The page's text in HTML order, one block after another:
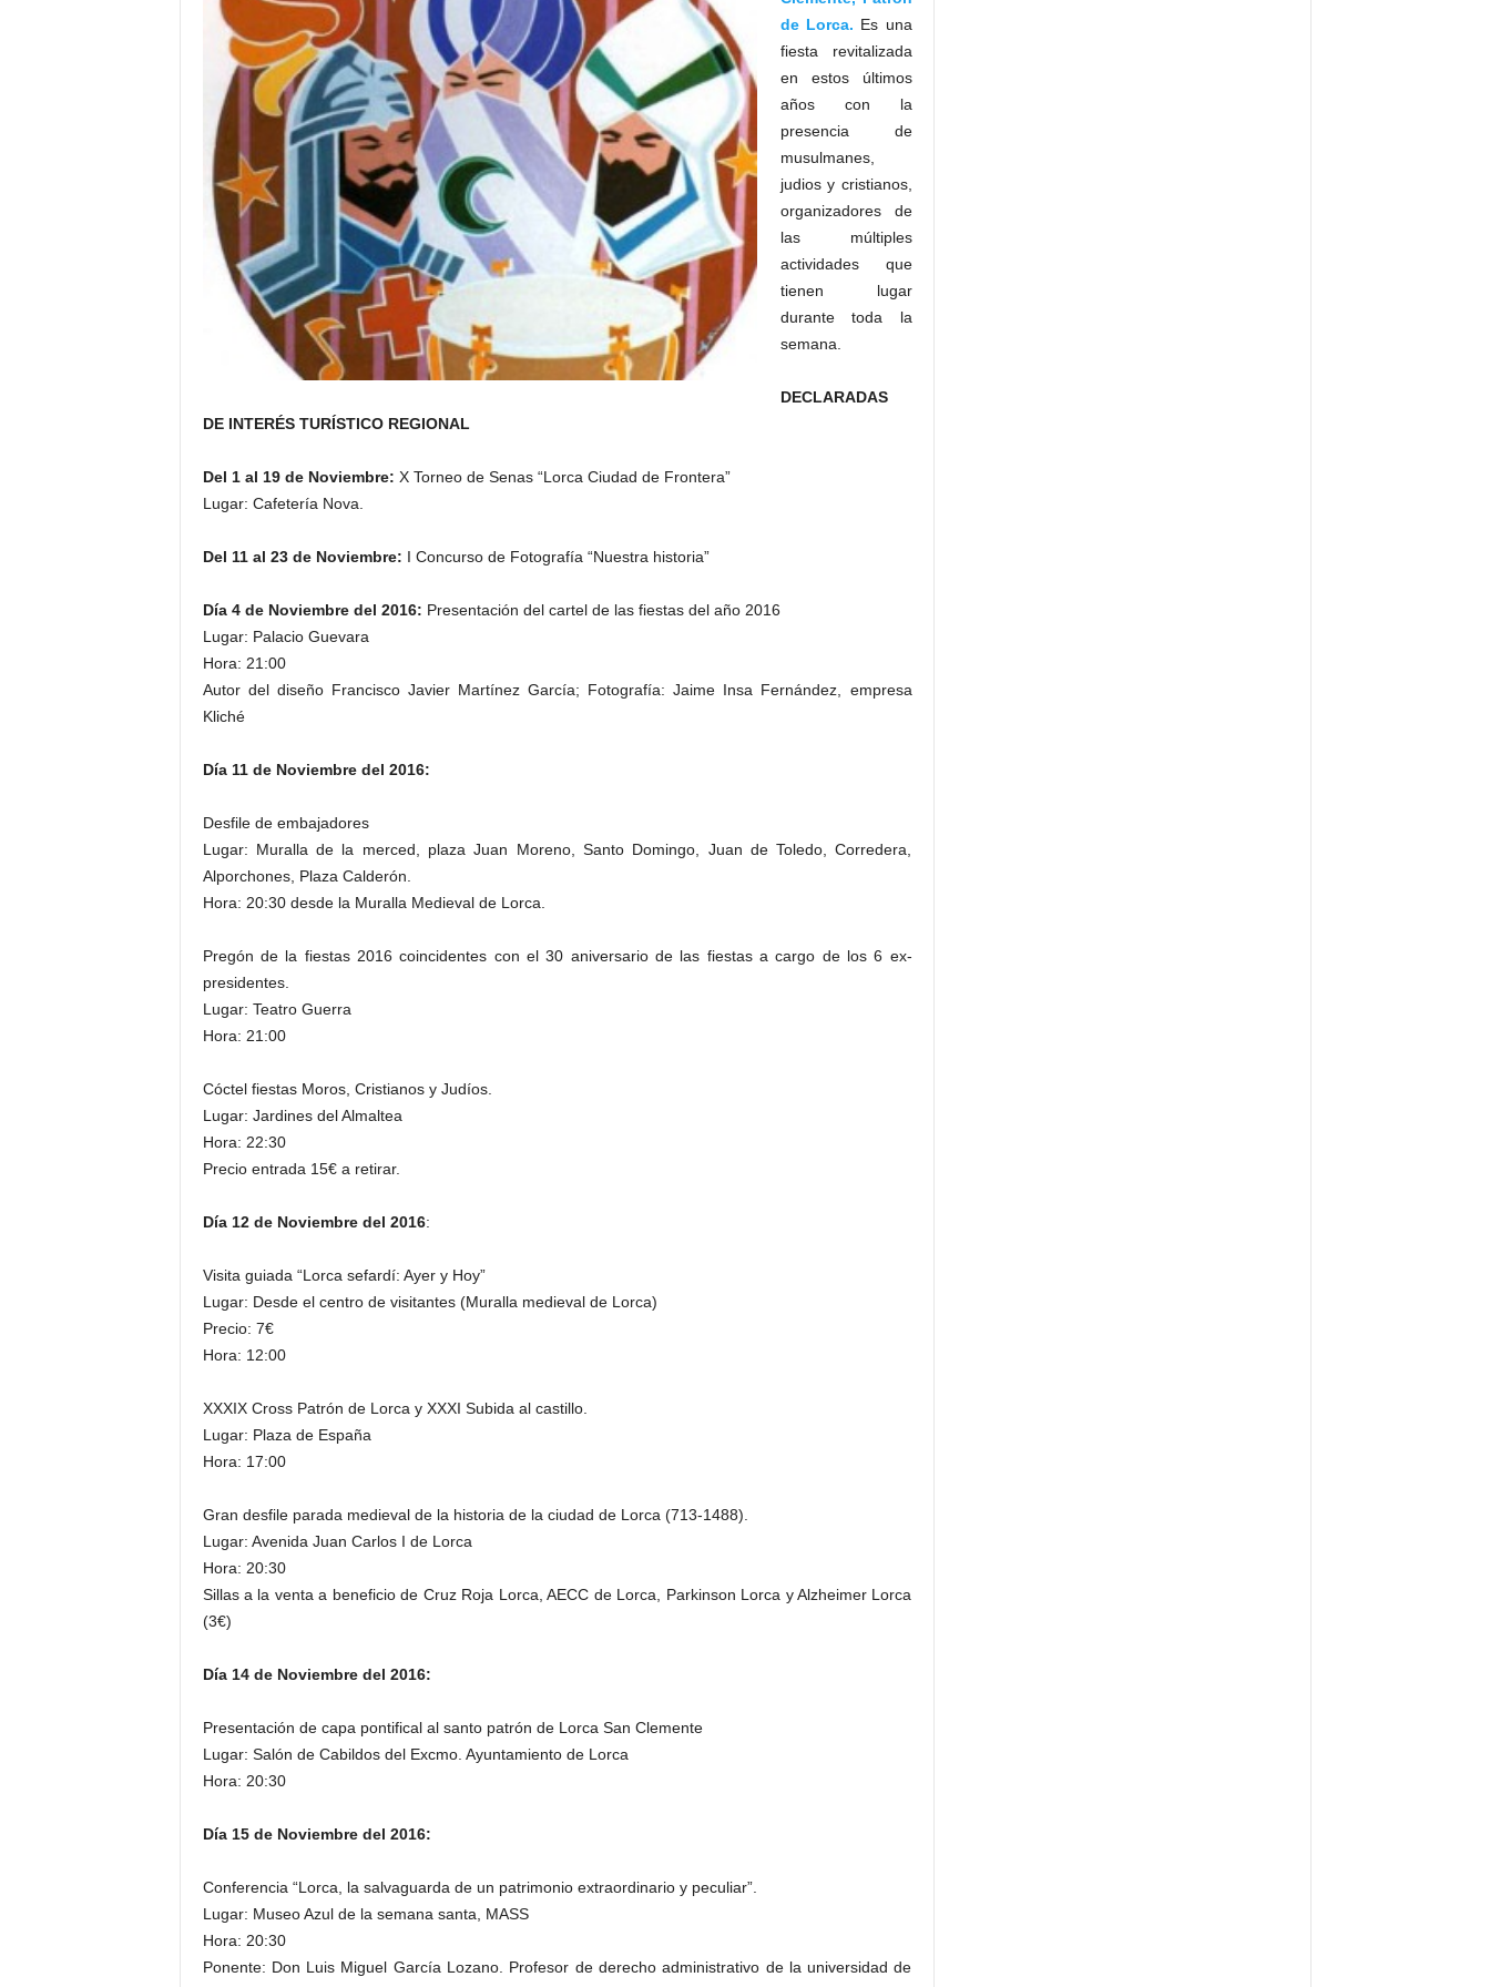
de Lorca. Es una
fiesta revitalizada
en estos últimos
años con la
presencia de
musulmanes,
judios y cristianos,
organizadores de
las múltiples
actividades que
tienen lugar
durante toda la
semana.
DECLARADAS
DE INTERÉS TURÍSTICO REGIONAL
Del 1 al 19 de Noviembre: X Torneo de Senas “Lorca Ciudad de Frontera”
Lugar: Cafetería Nova.
Del 11 al 23 de Noviembre: I Concurso de Fotografía “Nuestra historia”
Día 4 de Noviembre del 2016: Presentación del cartel de las fiestas del año 2016
Lugar: Palacio Guevara
Hora: 21:00
Autor del diseño Francisco Javier Martínez García; Fotografía: Jaime Insa Fernández, empresa
Kliché
Día 11 de Noviembre del 2016:
Desfile de embajadores
Lugar: Muralla de la merced, plaza Juan Moreno, Santo Domingo, Juan de Toledo, Corredera,
Alporchones, Plaza Calderón.
Hora: 20:30 desde la Muralla Medieval de Lorca.
Pregón de la fiestas 2016 coincidentes con el 30 aniversario de las fiestas a cargo de los 6 ex-
presidentes.
Lugar: Teatro Guerra
Hora: 21:00
Cóctel fiestas Moros, Cristianos y Judíos.
Lugar: Jardines del Almaltea
Hora: 22:30
Precio entrada 15€ a retirar.
Día 12 de Noviembre del 2016:
Visita guiada “Lorca sefardí: Ayer y Hoy”
Lugar: Desde el centro de visitantes (Muralla medieval de Lorca)
Precio: 7€
Hora: 12:00
XXXIX Cross Patrón de Lorca y XXXI Subida al castillo.
Lugar: Plaza de España
Hora: 17:00
Gran desfile parada medieval de la historia de la ciudad de Lorca (713-1488).
Lugar: Avenida Juan Carlos I de Lorca
Hora: 20:30
Sillas a la venta a beneficio de Cruz Roja Lorca, AECC de Lorca, Parkinson Lorca y Alzheimer Lorca
(3€)
Día 14 de Noviembre del 2016:
Presentación de capa pontifical al santo patrón de Lorca San Clemente
Lugar: Salón de Cabildos del Excmo. Ayuntamiento de Lorca
Hora: 20:30
Día 15 de Noviembre del 2016:
Conferencia “Lorca, la salvaguarda de un patrimonio extraordinario y peculiar”.
Lugar: Museo Azul de la semana santa, MASS
Hora: 20:30
Ponente: Don Luis Miguel García Lozano. Profesor de derecho administrativo de la universidad de